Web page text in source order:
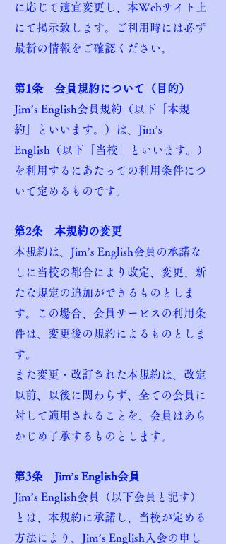
に応じて適宜変更し、本Webサイト上
にて掲示致します。ご利用時には必ず
最新の情報をご確認ください。
第1条 会員規約について（目的）
Jim’s English会員規約（以下「本規
約」といいます。）は、Jim’s
English（以下「当校」といいます。）
を利用するにあたっての利用条件につ
いて定めるものです。
第2条 本規約の変更
本規約は、Jim’s English会員の承諾な
しに当校の都合により改定、変更、新
たな規定の追加ができるものとしま
す。この場合、会員サービスの利用条
件は、変更後の規約によるものとしま
す。
また変更・改訂された本規約は、改定
以前、以後に関わらず、全ての会員に
対して適用されることを、会員はあら
かじめ了承するものとします。
第3条 Jim’s English会員
Jim’s English会員（以下会員と記す）
とは、本規約に承諾し、当校が定める
方法により、Jim’s English入会の申し